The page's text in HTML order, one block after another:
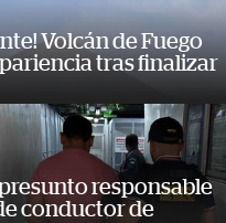
Volcán de Fuego
tras finalizar
responsable
conductor de